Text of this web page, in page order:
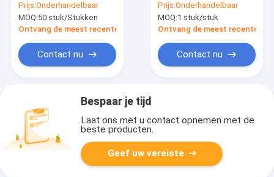
Vervangstukken de
Blauwe
Rubberuitloper van
Prijs:Onderhandelbaar
MOQ:50 stuk/Stukken
Ontvang de meest recente Prijs
Contact nu
voor Heidelberg
00.580.3365
Prijs:Onderhandelbaar
MOQ:1 stuk/stuk
Ontvang de meest recente
Contact nu
Bespaar je tijd
Laat ons met u contact opnemen met de
beste producten.
Geef uw vereiste